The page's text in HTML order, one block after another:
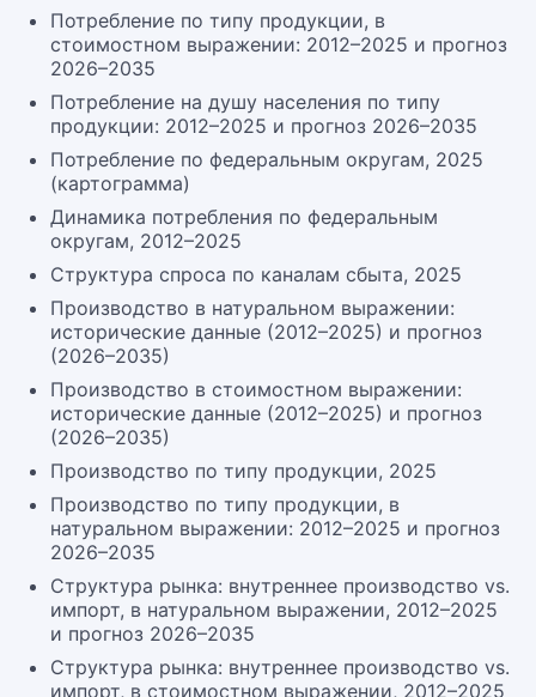
Потребление по типу продукции, в
стоимостном выражении: 2012–2025 и прогноз
2026–2035
Потребление на душу населения по типу
продукции: 2012–2025 и прогноз 2026–2035
Потребление по федеральным округам, 2025
(картограмма)
Динамика потребления по федеральным
округам, 2012–2025
Структура спроса по каналам сбыта, 2025
Производство в натуральном выражении:
исторические данные (2012–2025) и прогноз
(2026–2035)
Производство в стоимостном выражении:
исторические данные (2012–2025) и прогноз
(2026–2035)
Производство по типу продукции, 2025
Производство по типу продукции, в
натуральном выражении: 2012–2025 и прогноз
2026–2035
Структура рынка: внутреннее производство vs.
импорт, в натуральном выражении, 2012–2025
и прогноз 2026–2035
Структура рынка: внутреннее производство vs.
импорт, в стоимостном выражении, 2012–2025